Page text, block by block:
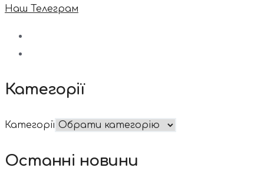
Наш Телеграм
Категорії
Категорії
Останні новини